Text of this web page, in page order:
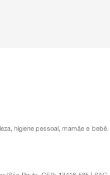
, higiene pessoal ,mamãe e bebê,